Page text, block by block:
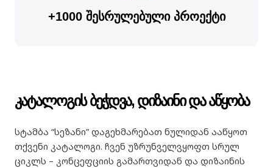
+1000 შესრულებული პროექტი
კატალოგის ბეჭდვა, დიზაინი და აწყობა
სტამბა “სეზანი” დაგეხმარებათ ნულიდან ააწყოთ
თქვენი კატალოგი. ჩვენ უზრუნველვყოფთ სრულ
ციკლს – კონცეფციის გამართვიდან და დიზაინის